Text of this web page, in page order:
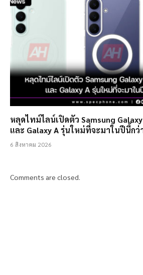
หลุดไทม์ไลน์เปิดตัว Samsung Galaxy
และ Galaxy A รุ่นใหม่ที่จะมาในปีนี้กว่
6 สิงหาคม 2026
Comments are closed.